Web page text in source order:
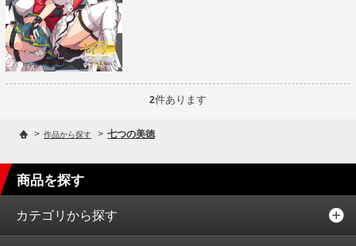
2件あります
> 作品から探す > 七つの美徳
商品を探す
カテゴリから探す